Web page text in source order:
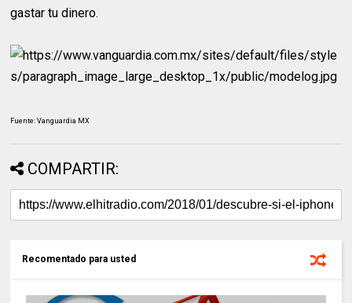
gastar tu dinero.
Fuente: Vanguardia MX
COMPARTIR:
Recomentado para usted